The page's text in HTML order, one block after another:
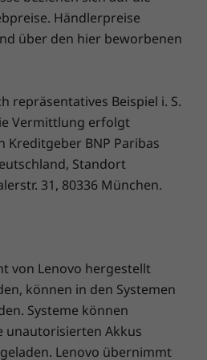
verfügt über eine
ThinkShield
zu einer Webcam-
On mit „Match on
und einem dTPM
Platform Module)
2 Notebook wird auf 12
hin getestet und
unterzogen,
Extrembedingungen
Ob arktische Wildnis,
nach Region/Modell variieren.
Notebooks und Ultrabooks
Händlerpreise
über den hier beworbenen
repräsentatives Beispiel i. S.
Vermittlung erfolgt
Kreditgeber BNP Paribas
Standort
31, 80336 München.
von Lenovo hergestellt
können in den Systemen
Systeme können
unautorisierten Akkus
Lenovo übernimmt